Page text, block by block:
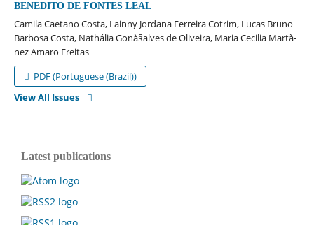
BENEDITO DE FONTES LEAL
Camila Caetano Costa, Lainny Jordana Ferreira Cotrim, Lucas Bruno
Barbosa Costa, Nathália Gonà§alves de Oliveira, Maria Cecilia Martà­
nez Amaro Freitas
PDF (Portuguese (Brazil))
View All Issues
Latest publications